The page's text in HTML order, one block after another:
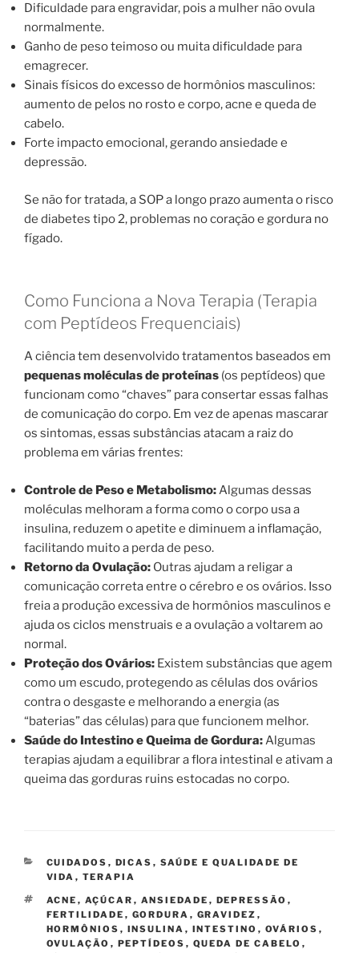
Dificuldade para engravidar, pois a mulher não ovula
normalmente.
Ganho de peso teimoso ou muita dificuldade para
emagrecer.
Sinais físicos do excesso de hormônios masculinos:
aumento de pelos no rosto e corpo, acne e queda de
cabelo.
Forte impacto emocional, gerando ansiedade e
depressão.
Se não for tratada, a SOP a longo prazo aumenta o risco
de diabetes tipo 2, problemas no coração e gordura no
fígado.
Como Funciona a Nova Terapia (Terapia
com Peptídeos Frequenciais)
A ciência tem desenvolvido tratamentos baseados em
pequenas moléculas de proteínas (os peptídeos) que
funcionam como “chaves” para consertar essas falhas
de comunicação do corpo. Em vez de apenas mascarar
os sintomas, essas substâncias atacam a raiz do
problema em várias frentes:
Controle de Peso e Metabolismo:Algumas dessas
moléculas melhoram a forma como o corpo usa a
insulina, reduzem o apetite e diminuem a inflamação,
facilitando muito a perda de peso.
Retorno da Ovulação: Outras ajudam a religar a
comunicação correta entre o cérebro e os ovários. Isso
freia a produção excessiva de hormônios masculinos e
ajuda os ciclos menstruais e a ovulação a voltarem ao
normal.
Proteção dos Ovários: Existem substâncias que agem
como um escudo, protegendo as células dos ovários
contra o desgaste e melhorando a energia (as
“baterias” das células) para que funcionem melhor.
Saúde do Intestino e Queima de Gordura:Algumas
terapias ajudam a equilibrar a flora intestinal e ativam a
queima das gorduras ruins estocadas no corpo.
CATEGORIAS
CUIDADOS , DICAS , SAÚDE E QUALIDADE DE
VIDA , TERAPIA
TAGS
ACNE , AÇÚCAR , ANSIEDADE , DEPRESSÃO ,
FERTILIDADE , GORDURA , GRAVIDEZ ,
HORMÔNIOS , INSULINA , INTESTINO , OVÁRIOS ,
OVULAÇÃO , PEPTÍDEOS , QUEDA DE CABELO ,